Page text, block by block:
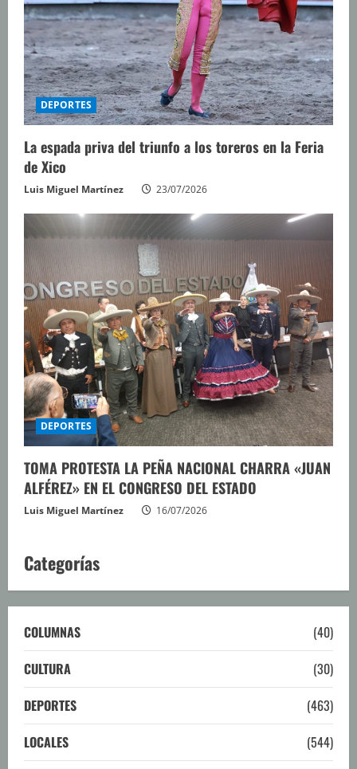
DEPORTES
La espada priva del triunfo a los toreros en la Feria
de Xico
Luis Miguel Martínez 23/07/2026
DEPORTES
TOMA PROTESTA LA PEÑA NACIONAL CHARRA «JUAN
ALFÉREZ» EN EL CONGRESO DEL ESTADO
Luis Miguel Martínez 16/07/2026
Categorías
COLUMNAS
(40)
CULTURA
(30)
DEPORTES
(463)
LOCALES
(544)